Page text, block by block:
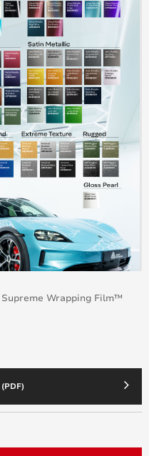
Wrapping Film™